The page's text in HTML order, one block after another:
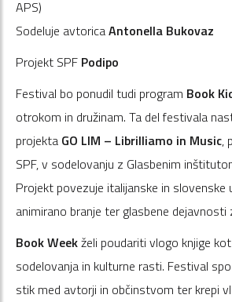
APS)
Sodeluje avtoricaAntonella Bukovaz
Projekt SPF Podipo
Festival bo ponudil tudi program Book
otrokom in družinam. Ta del festivala
projekta GO LIM – Librilliamo in Music,
SPF, v sodelovanju z Glasbenim
Projekt povezuje italijanske in slovenske
animirano branje ter glasbene dejavnosti
Book Weekželi poudariti vlogo knjige
sodelovanja in kulturne rasti. Festival
stik med avtorji in občinstvom ter krepi